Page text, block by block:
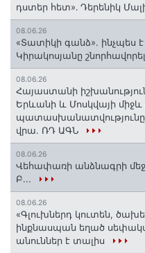
դստեր հետ»․ Դերենիկ
08.06.26
«Տատիկի գանձ». ինչպես
Կիրակոսյանը
08.06.26
Հայաստանի
Երևանի և Մոսկվայի միջև
պատասխանատվությունը
վրա. ՌԴ ԱԳՆ
08.06.26
Վեհափառի անձնագրի մեջ
Բ...
08.06.26
«Գլուխներդ կուտեն,
ինքնասպան եղած
անուններ է տալիս